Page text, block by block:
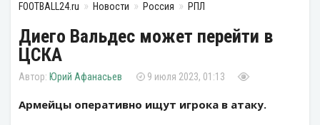
FOOTBALL24.ru Новости Россия РПЛ
Диего Вальдес может перейти в
ЦСКА
Юрий Афанасьев 9 июля 2023, 01:13
Армейцы оперативно ищут игрока в атаку.